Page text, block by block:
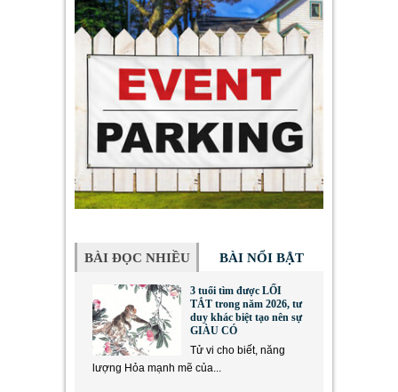
BÀI ĐỌC NHIỀU BÀI NỔI BẬT
3 tuổi tìm được LỐI
TẮT trong năm 2026, tư
duy khác biệt tạo nên sự
GIÀU CÓ
Tử vi cho biết, năng
lượng Hỏa mạnh mẽ của...